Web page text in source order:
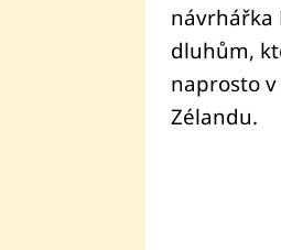
návrhářka
dluhům,
naprosto
Zélandu.